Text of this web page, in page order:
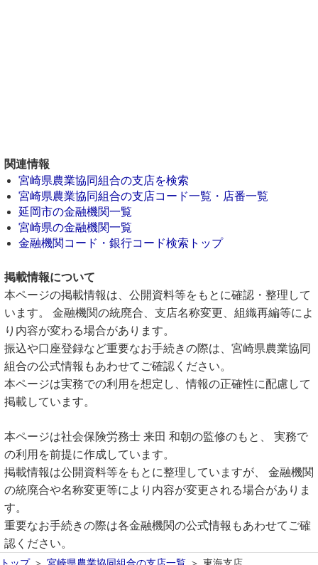
関連情報
宮崎県農業協同組合の支店を検索
宮崎県農業協同組合の支店コード一覧・店番一覧
延岡市の金融機関一覧
宮崎県の金融機関一覧
金融機関コード・銀行コード検索トップ
掲載情報について
本ページの掲載情報は、公開資料等をもとに確認・整理して
います。 金融機関の統廃合、支店名称変更、組織再編等によ
り内容が変わる場合があります。
振込や口座登録など重要なお手続きの際は、宮崎県農業協同
組合の公式情報もあわせてご確認ください。
本ページは実務での利用を想定し、情報の正確性に配慮して
掲載しています。
本ページは社会保険労務士 来田 和朝の監修のもと、 実務で
の利用を前提に作成しています。
掲載情報は公開資料等をもとに整理していますが、 金融機関
の統廃合や名称変更等により内容が変更される場合がありま
す。
重要なお手続きの際は各金融機関の公式情報もあわせてご確
認ください。